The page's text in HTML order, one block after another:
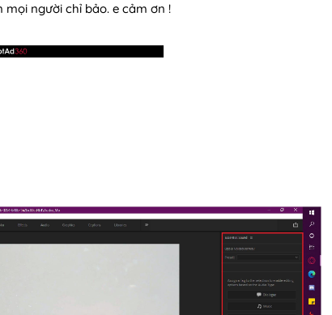
mọi người chỉ bảo. e cảm ơn !